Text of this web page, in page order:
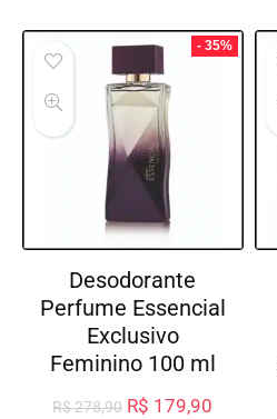
- 35%
Desodorante
Perfume Essencial
Exclusivo
Feminino 100 ml
R$278,90 R$ 179,90